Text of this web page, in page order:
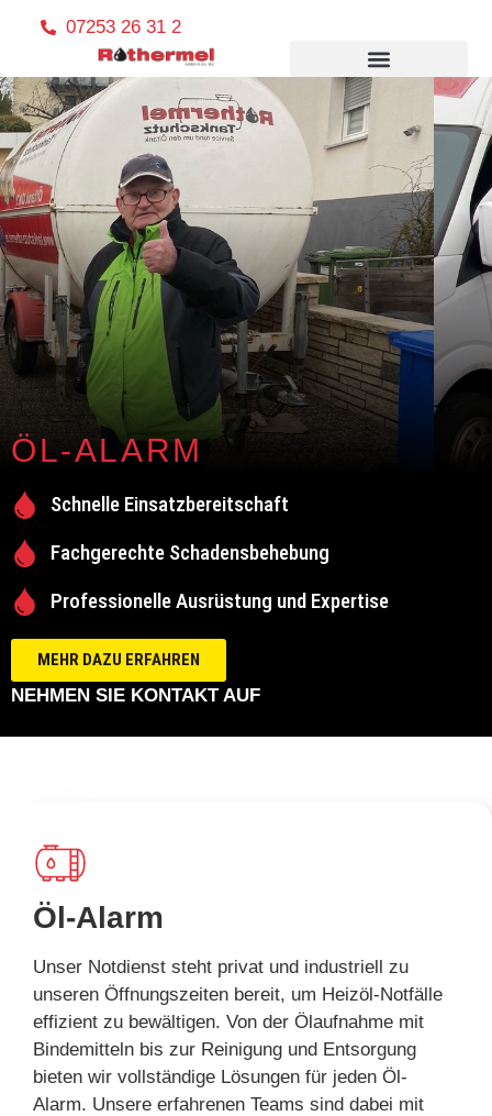
07253 26 31 2
ÖL-ALARM
Schnelle Einsatzbereitschaft
Fachgerechte Schadensbehebung
Professionelle Ausrüstung und Expertise
MEHR DAZU ERFAHREN
NEHMEN SIE KONTAKT AUF
Öl-Alarm
Unser Notdienst steht privat und industriell zu
unseren Öffnungszeiten bereit, um Heizöl-Notfälle
effizient zu bewältigen. Von der Ölaufnahme mit
Bindemitteln bis zur Reinigung und Entsorgung
bieten wir vollständige Lösungen für jeden Öl-
Alarm. Unsere erfahrenen Teams sind dabei mit